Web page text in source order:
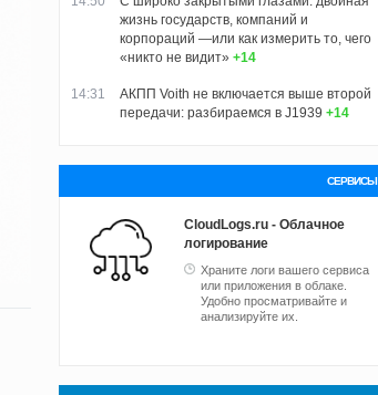
жизнь государств, компаний и
корпораций —или как измерить то, чего
«никто не видит» +14
14:31
АКПП Voith не включается выше второй
передачи: разбираемся в J1939 +14
СЕРВИСЫ
CloudLogs.ru - Облачное
логирование
Храните логи вашего сервиса
или приложения в облаке.
Удобно просматривайте и
анализируйте их.